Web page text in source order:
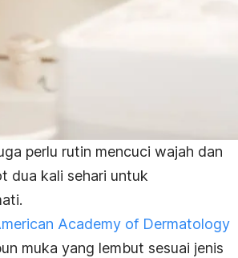
perlu rutin mencuci wajah dan
dua kali sehari untuk
Academy of Dermatology
muka yang lembut sesuai jenis